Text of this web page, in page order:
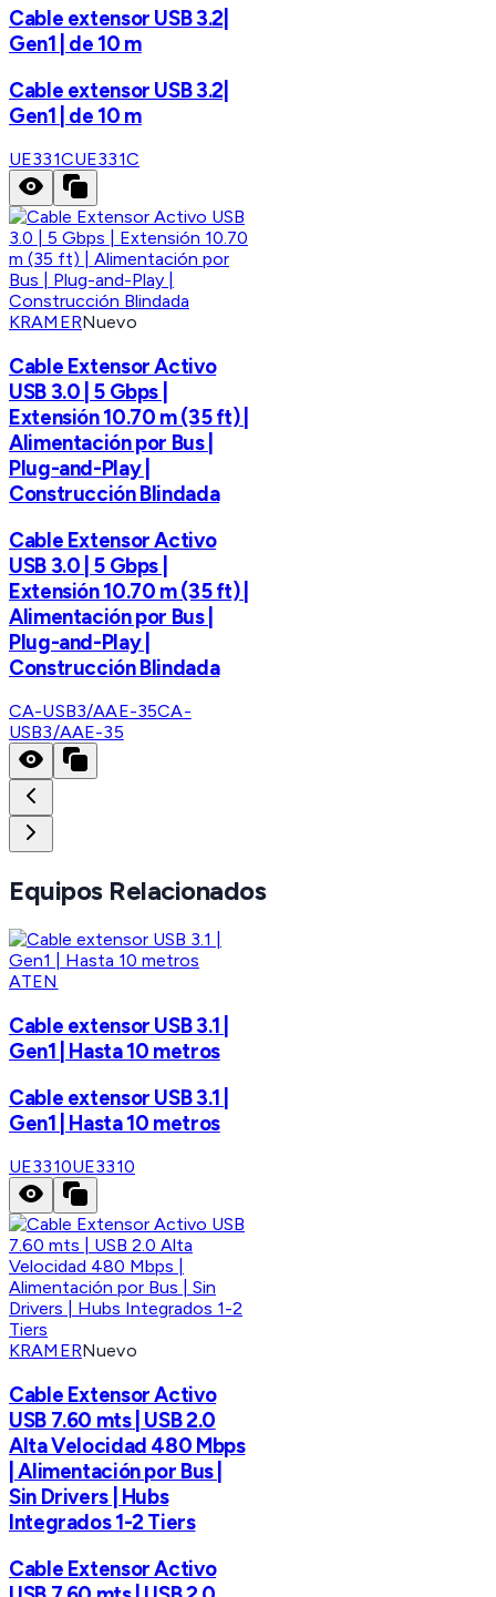
Cable extensor USB 3.2|
Gen1 | de 10 m
Cable extensor USB 3.2|
Gen1 | de 10 m
UE331CUE331C
KRAMERNuevo
Cable Extensor Activo
USB 3.0 | 5 Gbps |
Extensión 10.70 m (35 ft) |
Alimentación por Bus |
Plug-and-Play |
Construcción Blindada
Cable Extensor Activo
USB 3.0 | 5 Gbps |
Extensión 10.70 m (35 ft) |
Alimentación por Bus |
Plug-and-Play |
Construcción Blindada
CA-USB3/AAE-35CA-
USB3/AAE-35
Equipos Relacionados
ATEN
Cable extensor USB 3.1 |
Gen1 | Hasta 10 metros
Cable extensor USB 3.1 |
Gen1 | Hasta 10 metros
UE3310UE3310
KRAMERNuevo
Cable Extensor Activo
USB 7.60 mts | USB 2.0
Alta Velocidad 480 Mbps
| Alimentación por Bus |
Sin Drivers | Hubs
Integrados 1-2 Tiers
Cable Extensor Activo